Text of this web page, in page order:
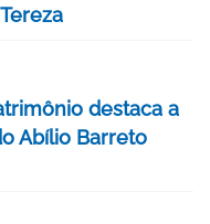
destaca a
Abílio Barreto